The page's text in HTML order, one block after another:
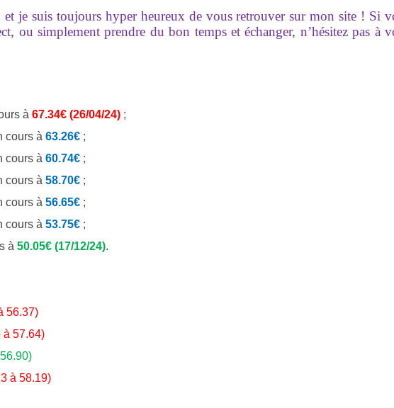
je suis toujours hyper heureux de vous retrouver sur mon site ! Si
ou simplement prendre du bon temps et échanger, n’hésitez pas à
à 67.34€ (26/04/24) ;
cours à 63.26€ ;
cours à 60.74€ ;
cours à 58.70€ ;
cours à 56.65€ ;
cours à 53.75€ ;
à 50.05€ (17/12/24).
56.37)
à 57.64)
à 58.19)